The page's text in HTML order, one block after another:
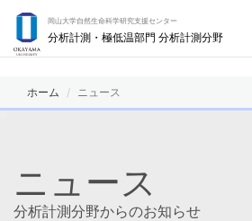
岡山大学自然生命科学研究支援センター
分析計測・極低温部門 分析計測分野
ホーム ニュース
ニュース
分析計測分野からのお知らせ